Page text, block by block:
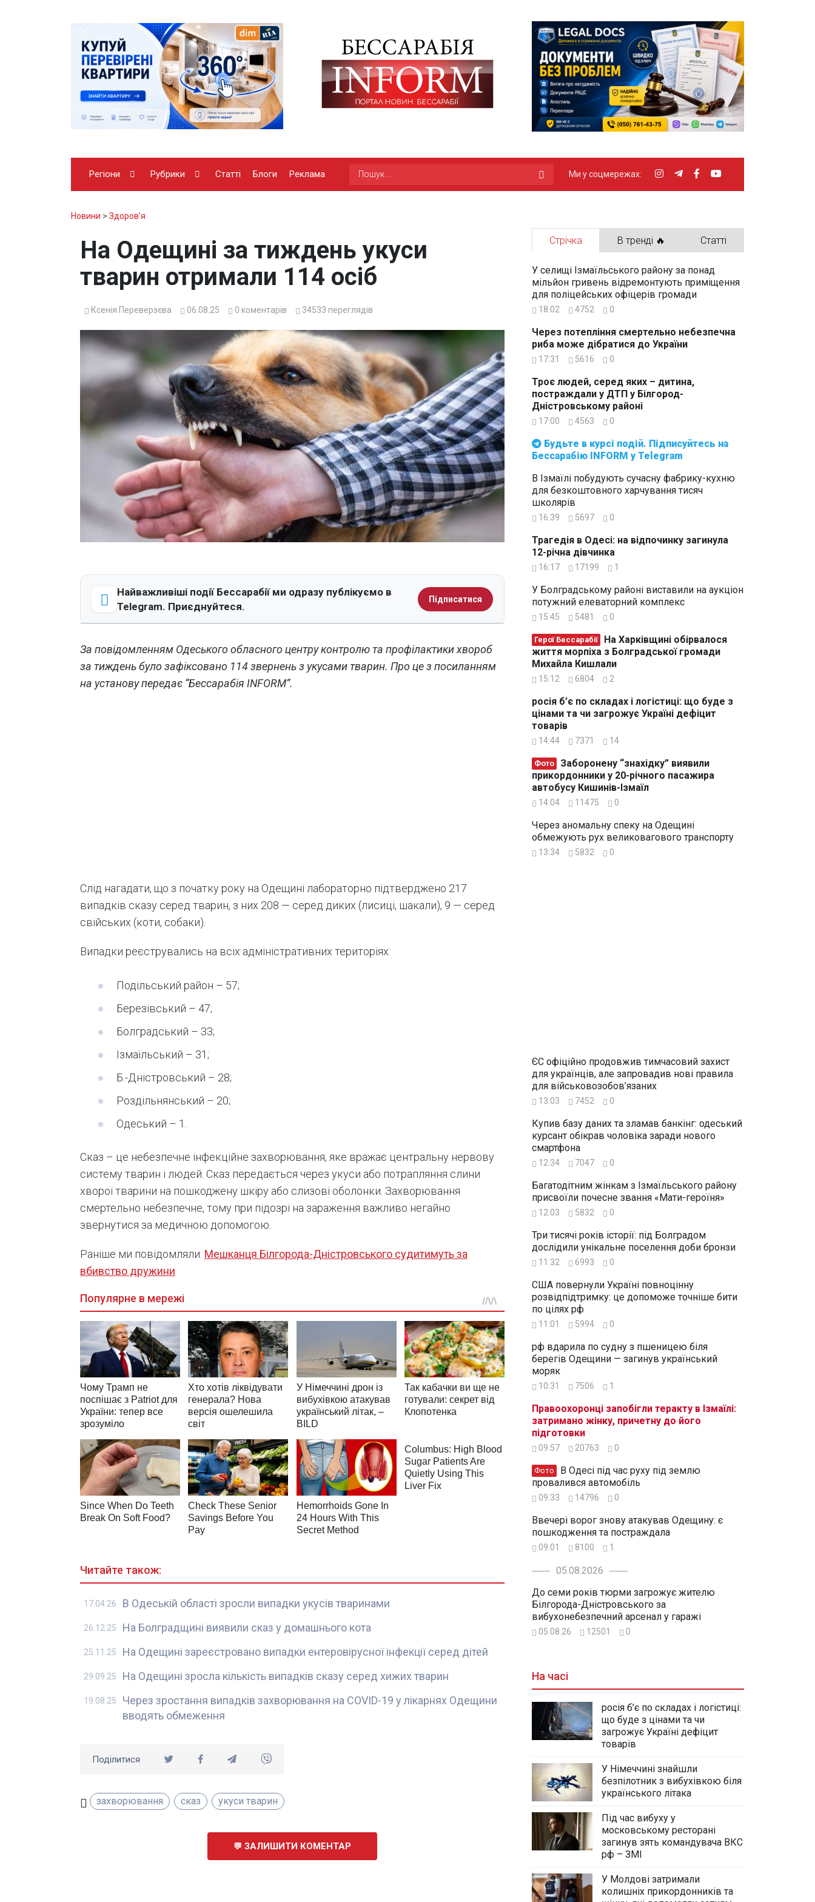
Регіони Рубрики Статті Блоги Реклама Ми у соцмережах:
Новини > Здоров'я
На Одещині за тиждень укуси
тварин отримали 114 осіб
Ксенія Переверзєва 06.08.25 0 коментарів 34533 переглядів
Найважливіші події Бессарабії ми одразу публікуємо в
Telegram. Приєднуйтеся.
Підписатися
За повідомленням Одеського обласного центру контролю та профілактики хвороб
за тиждень було зафіксовано 114 звернень з укусами тварин. Про це з посиланням
на установу передає “Бессарабія INFORM”.
Слід нагадати, що з початку року на Одещині лабораторно підтверджено 217
випадків сказу серед тварин, з них 208 — серед диких (лисиці, шакали), 9 — серед
свійських (коти, собаки).
Випадки реєструвались на всіх адміністративних територіях:
Подільський район – 57;
Березівський – 47;
Болградський – 33;
Ізмаїльський – 31;
Б.-Дністровський – 28;
Роздільнянський – 20;
Одеський – 1.
Сказ – це небезпечне інфекційне захворювання, яке вражає центральну нервову
систему тварин і людей. Сказ передається через укуси або потрапляння слини
хворої тварини на пошкоджену шкіру або слизові оболонки. Захворювання
смертельно небезпечне, тому при підозрі на зараження важливо негайно
звернутися за медичною допомогою.
Раніше ми повідомляли: Мешканця Білгорода-Дністровського судитимуть за
вбивство дружини
Читайте також:
В Одеській області зросли випадки укусів тваринами
17.04.26
На Болградщині виявили сказ у домашнього кота
26.12.25
На Одещині зареєстровано випадки ентеровірусної інфекції серед дітей
25.11.25
На Одещині зросла кількість випадків сказу серед хижих тварин
29.09.25
Через зростання випадків захворювання на COVID-19 у лікарнях Одещини
вводять обмеження
19.08.25
Поділитися
захворювання сказ укуси тварин
ЗАЛИШИТИ КОМЕНТАР
Стрічка В тренді 🔥 Статті
Бессарабію INFORM у Telegram
У селищі Ізмаїльського району за понад
мільйон гривень відремонтують приміщення
для поліцейських офіцерів громади
18:02 4752 0
Через потепління смертельно небезпечна
риба може дібратися до України
17:31 5616 0
Троє людей, серед яких – дитина,
постраждали у ДТП у Білгород-
Дністровському районі
17:00 4563 0
В Ізмаїлі побудують сучасну фабрику-кухню
для безкоштовного харчування тисяч
школярів
16:39 5697 0
Трагедія в Одесі: на відпочинку загинула
12-річна дівчинка
16:17 17199 1
У Болградському районі виставили на аукціон
потужний елеваторний комплекс
15:45 5481 0
Герої Бессарабії
життя морпіха з Болградської громади
Михайла Кишлали
15:12 6804 2
росія б’є по складах і логістиці: що буде з
цінами та чи загрожує Україні дефіцит
товарів
14:44 7371 14
Фото
прикордонники у 20-річного пасажира
автобусу Кишинів-Ізмаїл
14:04 11475 0
Через аномальну спеку на Одещині
обмежують рух великовагового транспорту
13:34 5832 0
ЄС офіційно продовжив тимчасовий захист
для українців, але запровадив нові правила
для військовозобов’язаних
13:03 7452 0
Купив базу даних та зламав банкінг: одеський
курсант обікрав чоловіка заради нового
смартфона
12:34 7047 0
Багатодітним жінкам з Ізмаїльського району
присвоїли почесне звання «Мати-героїня»
12:03 5832 0
Три тисячі років історії: під Болградом
дослідили унікальне поселення доби бронзи
11:32 6993 0
США повернули Україні повноцінну
розвідпідтримку: це допоможе точніше бити
по цілях рф
11:01 5994 0
рф вдарила по судну з пшеницею біля
берегів Одещини — загинув український
моряк
10:31 7506 1
Правоохоронці запобігли теракту в Ізмаїлі:
затримано жінку, причетну до його
підготовки
09:57 20763 0
Фото
провалився автомобіль
09:33 14796 0
Ввечері ворог знову атакував Одещину: є
пошкодження та постраждала
09:01 8100 1
05.08.2026
До семи років тюрми загрожує жителю
Білгорода-Дністровського за
вибухонебезпечний арсенал у гаражі
05.08.26 12501 0
На часі
росія б’є по складах і логістиці:
що буде з цінами та чи
загрожує Україні дефіцит
товарів
У Німеччині знайшли
безпілотник з вибухівкою біля
українського літака
Під час вибуху у
московському ресторані
загинув зять командувача ВКС
рф – ЗМІ
У Молдові затримали
колишніх прикордонників та